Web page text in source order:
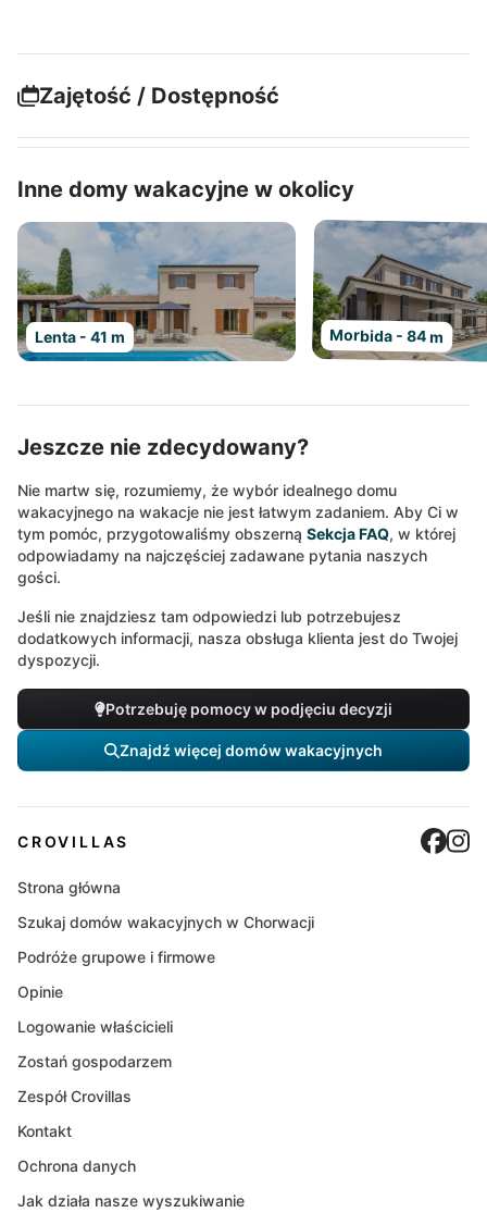
Zajętość / Dostępność
Inne domy wakacyjne w okolicy
Lenta - 41 m Morbida - 84 m
Jeszcze nie zdecydowany?
Nie martw się, rozumiemy, że wybór idealnego domu
wakacyjnego na wakacje nie jest łatwym zadaniem. Aby Ci w
tym pomóc, przygotowaliśmy obszerną Sekcja FAQ, w której
odpowiadamy na najczęściej zadawane pytania naszych
gości.
Jeśli nie znajdziesz tam odpowiedzi lub potrzebujesz
dodatkowych informacji, nasza obsługa klienta jest do Twojej
dyspozycji.
Potrzebuję pomocy w podjęciu decyzji
Znajdź więcej domów wakacyjnych
CROVILLAS
Strona główna
Szukaj domów wakacyjnych w Chorwacji
Podróże grupowe i firmowe
Opinie
Logowanie właścicieli
Zostań gospodarzem
Zespół Crovillas
Kontakt
Ochrona danych
Jak działa nasze wyszukiwanie